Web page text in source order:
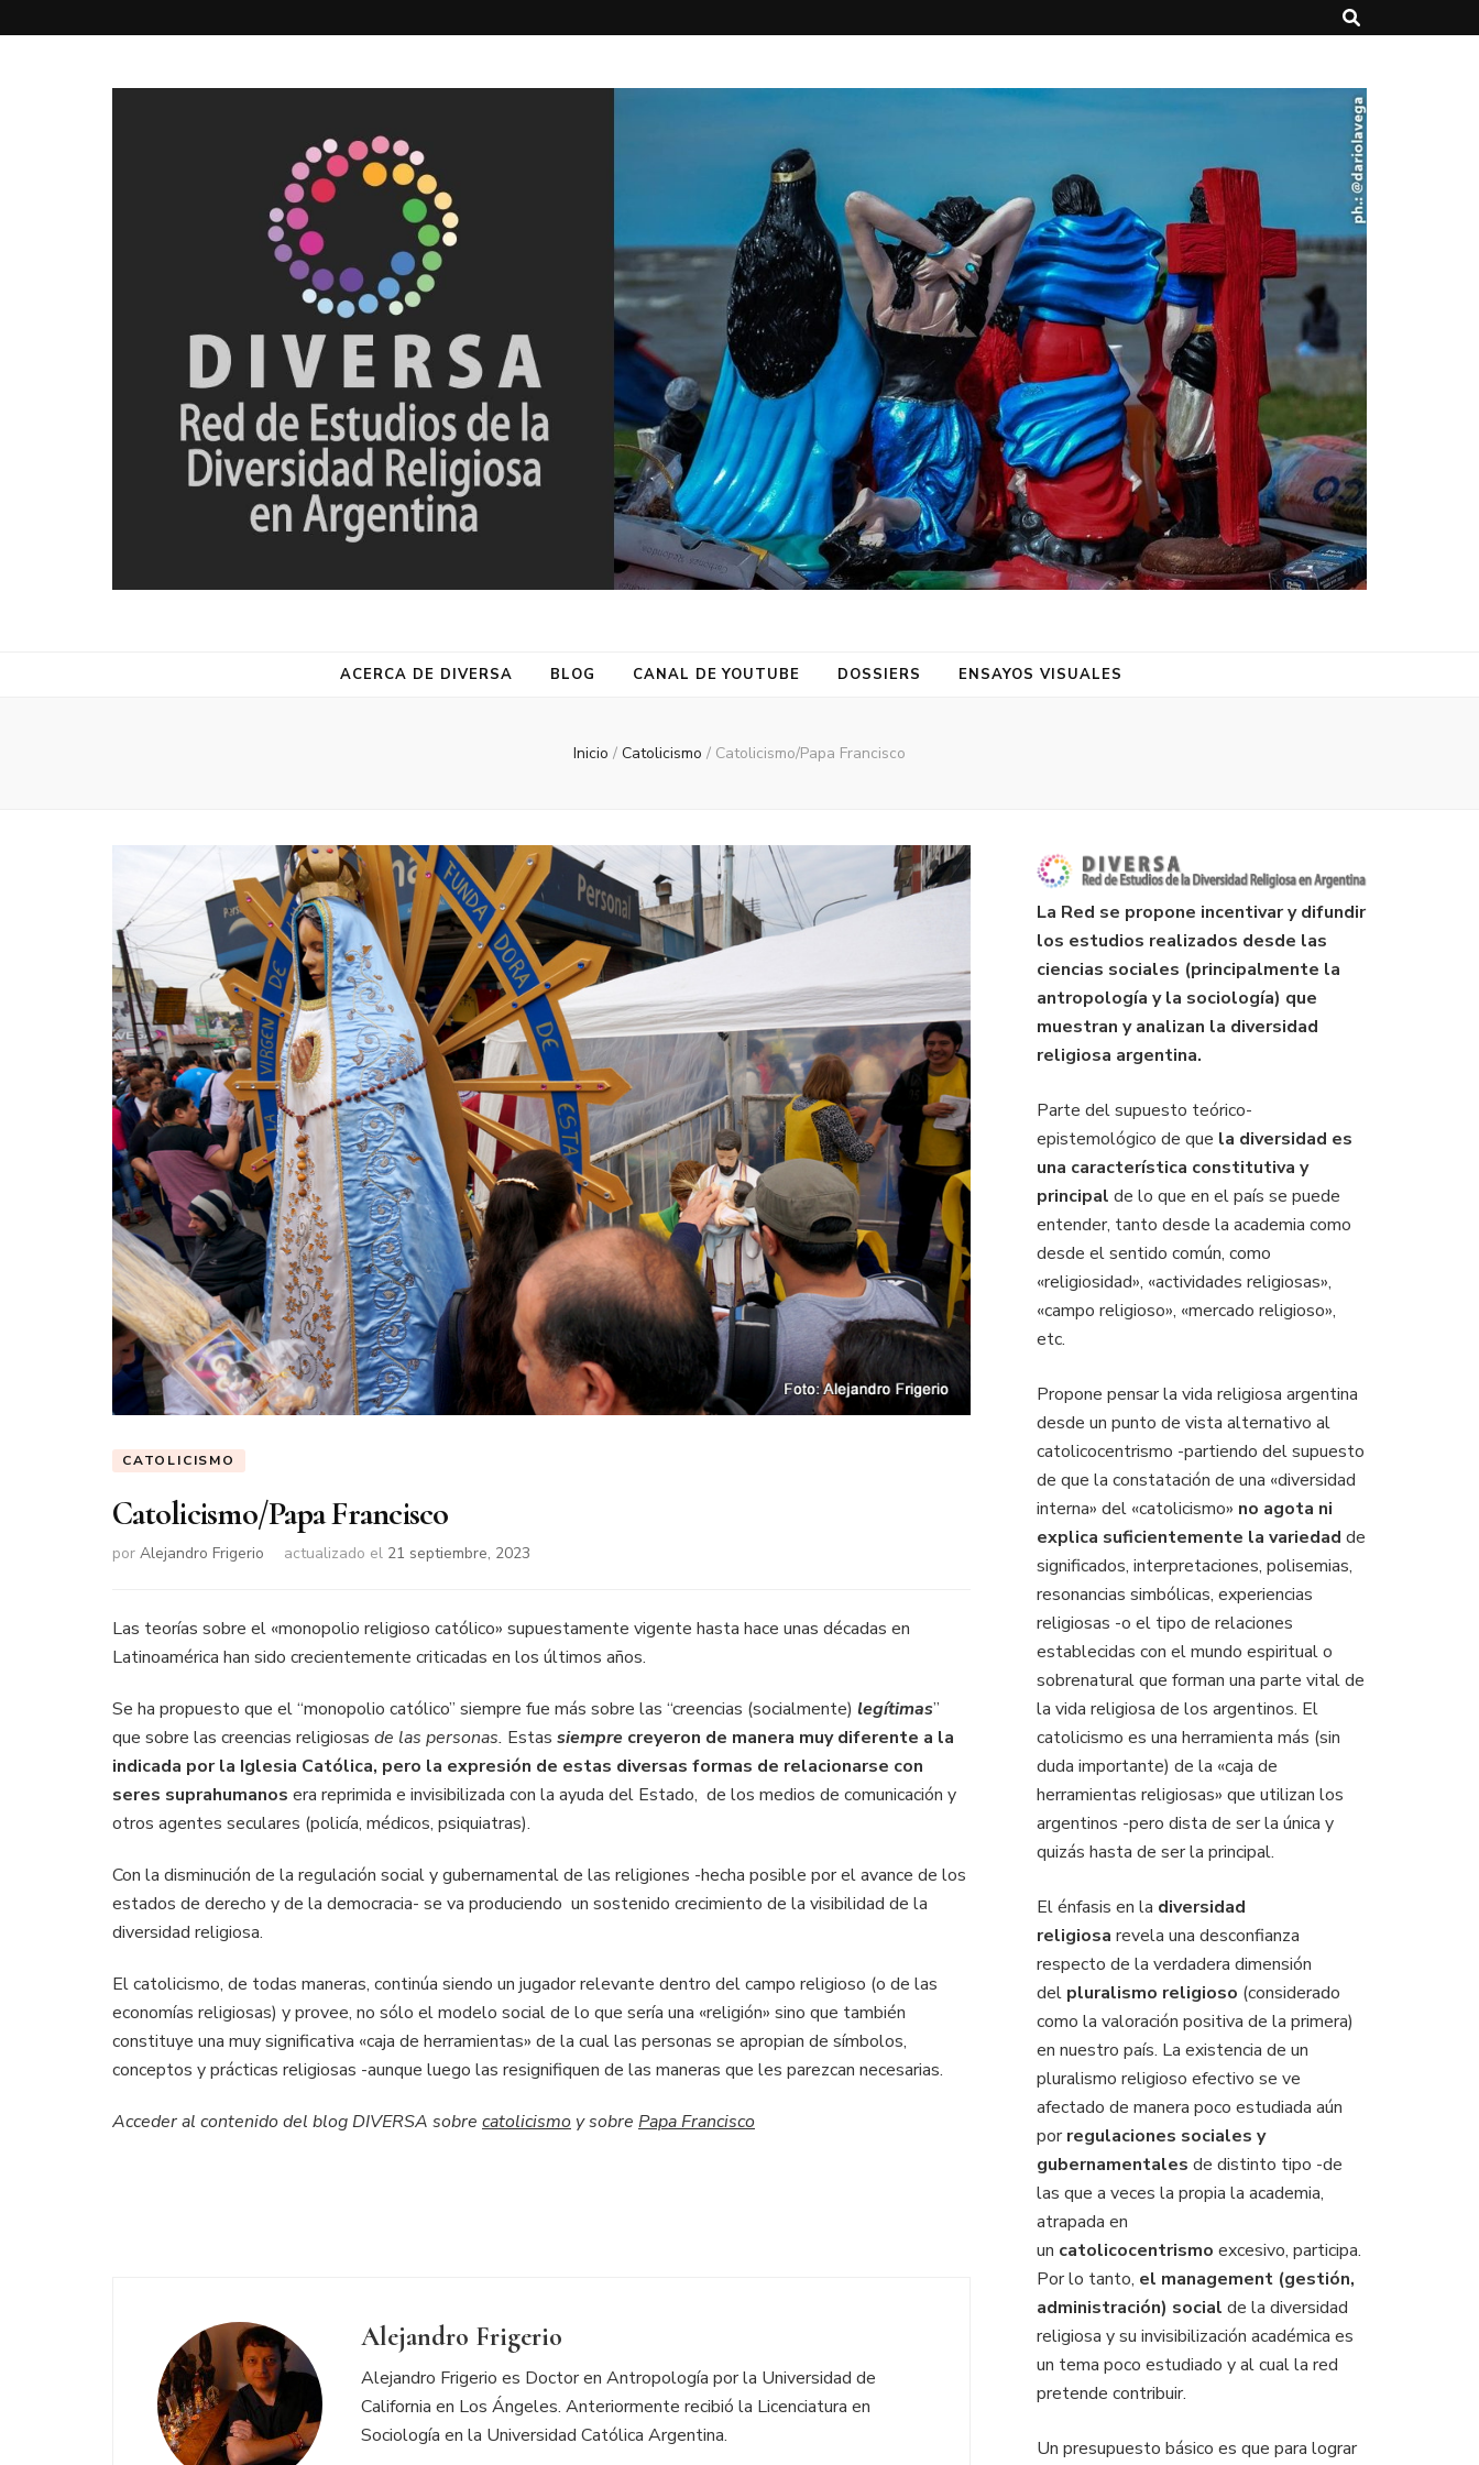
DIVERSA
ACERCA DE DIVERSA BLOG CANAL DE YOUTUBE DOSSIERS ENSAYOS VISUALES
Inicio / Catolicismo / Catolicismo/Papa Francisco
CATOLICISMO
Catolicismo/Papa Francisco
por Alejandro Frigerio actualizado el 21 septiembre, 2023
Las teorías sobre el «monopolio religioso católico» supuestamente vigente hasta hace unas décadas en
Latinoamérica han sido crecientemente criticadas en los últimos años.
Se ha propuesto que el “monopolio católico” siempre fue más sobre las “creencias (socialmente) legítimas”
que sobre las creencias religiosas de las personas. Estas siempre creyeron de manera muy diferente a la
indicada por la Iglesia Católica, pero la expresión de estas diversas formas de relacionarse con
seres suprahumanos era reprimida e invisibilizada con la ayuda del Estado, de los medios de comunicación y
otros agentes seculares (policía, médicos, psiquiatras).
Con la disminución de la regulación social y gubernamental de las religiones -hecha posible por el avance de los
estados de derecho y de la democracia- se va produciendo un sostenido crecimiento de la visibilidad de la
diversidad religiosa.
El catolicismo, de todas maneras, continúa siendo un jugador relevante dentro del campo religioso (o de las
economías religiosas) y provee, no sólo el modelo social de lo que sería una «religión» sino que también
constituye una muy significativa «caja de herramientas» de la cual las personas se apropian de símbolos,
conceptos y prácticas religiosas -aunque luego las resignifiquen de las maneras que les parezcan necesarias.
Acceder al contenido del blog DIVERSA sobre catolicismo y sobre Papa Francisco
Alejandro Frigerio
Alejandro Frigerio es Doctor en Antropología por la Universidad de
California en Los Ángeles. Anteriormente recibió la Licenciatura en
Sociología en la Universidad Católica Argentina.
La Red se propone incentivar y difundir
los estudios realizados desde las
ciencias sociales (principalmente la
antropología y la sociología) que
muestran y analizan la diversidad
religiosa argentina.
Parte del supuesto teórico-
epistemológico de que la diversidad es
una característica constitutiva y
principal de lo que en el país se puede
entender, tanto desde la academia como
desde el sentido común, como
«religiosidad», «actividades religiosas»,
«campo religioso», «mercado religioso»,
etc.
Propone pensar la vida religiosa argentina
desde un punto de vista alternativo al
catolicocentrismo -partiendo del supuesto
de que la constatación de una «diversidad
interna» del «catolicismo» no agota ni
explica suficientemente la variedad de
significados, interpretaciones, polisemias,
resonancias simbólicas, experiencias
religiosas -o el tipo de relaciones
establecidas con el mundo espiritual o
sobrenatural que forman una parte vital de
la vida religiosa de los argentinos. El
catolicismo es una herramienta más (sin
duda importante) de la «caja de
herramientas religiosas» que utilizan los
argentinos -pero dista de ser la única y
quizás hasta de ser la principal.
El énfasis en la diversidad
religiosa revela una desconfianza
respecto de la verdadera dimensión
del pluralismo religioso (considerado
como la valoración positiva de la primera)
en nuestro país. La existencia de un
pluralismo religioso efectivo se ve
afectado de manera poco estudiada aún
porregulaciones sociales y
gubernamentales de distinto tipo -de
las que a veces la propia la academia,
atrapada en
un catolicocentrismo excesivo, participa.
Por lo tanto, el management (gestión,
administración) social de la diversidad
religiosa y su invisibilización académica es
un tema poco estudiado y al cual la red
pretende contribuir.
Un presupuesto básico es que para lograr